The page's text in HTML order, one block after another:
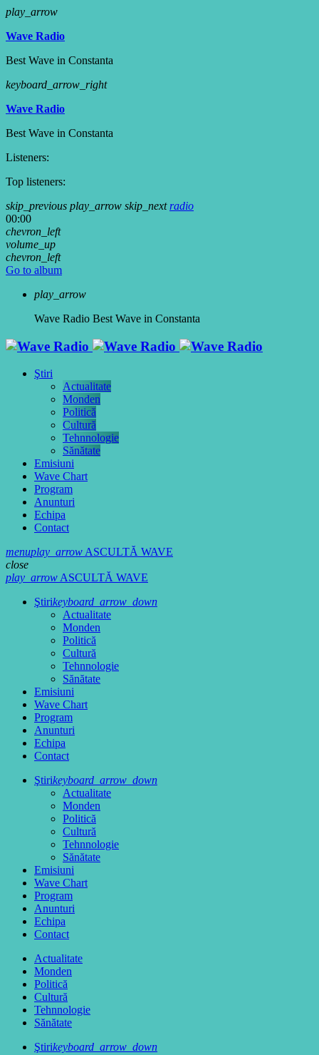
play_arrow
Wave Radio
Best Wave in Constanta
keyboard_arrow_right
Wave Radio
Best Wave in Constanta
Listeners:
Top listeners:
skip_previous play_arrow skip_next radio
00:00
chevron_left
volume_up
chevron_left
Go to album
play_arrow
Wave Radio Best Wave in Constanta
Ştiri
Actualitate
Monden
Politică
Cultură
Tehnnologie
Sănătate
Emisiuni
Wave Chart
Program
Anunturi
Echipa
Contact
menuplay_arrowASCULTĂ WAVE
close
play_arrowASCULTĂ WAVE
Ştirikeyboard_arrow_down
Actualitate
Monden
Politică
Cultură
Tehnnologie
Sănătate
Emisiuni
Wave Chart
Program
Anunturi
Echipa
Contact
Ştirikeyboard_arrow_down
Actualitate
Monden
Politică
Cultură
Tehnnologie
Sănătate
Emisiuni
Wave Chart
Program
Anunturi
Echipa
Contact
Actualitate
Monden
Politică
Cultură
Tehnnologie
Sănătate
Ştirikeyboard_arrow_down